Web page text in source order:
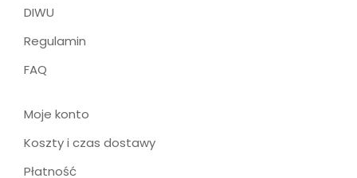
DIWU
Regulamin
FAQ
Moje konto
Koszty i czas dostawy
Płatność